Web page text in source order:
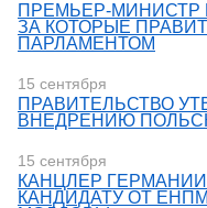
ПРЕМЬЕР-МИНИСТР
ЗА КОТОРЫЕ
ПАРЛАМЕНТОМ
15 сентября
ПРАВИТЕЛЬСТВО
ВНЕДРЕНИЮ
15 сентября
​КАНЦЛЕР
КАНДИДАТУ ОТ